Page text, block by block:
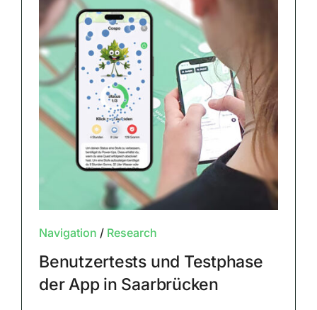
Navigation / Research
Benutzertests und Testphase
der App in Saarbrücken